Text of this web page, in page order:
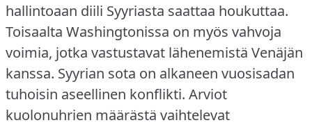
hallintoaan diili Syyriasta saattaa houkuttaa.
Toisaalta Washingtonissa on myös vahvoja
voimia, jotka vastustavat lähenemistä Venäjän
kanssa. Syyrian sota on alkaneen vuosisadan
tuhoisin aseellinen konflikti. Arviot
kuolonuhrien määrästä vaihtelevat